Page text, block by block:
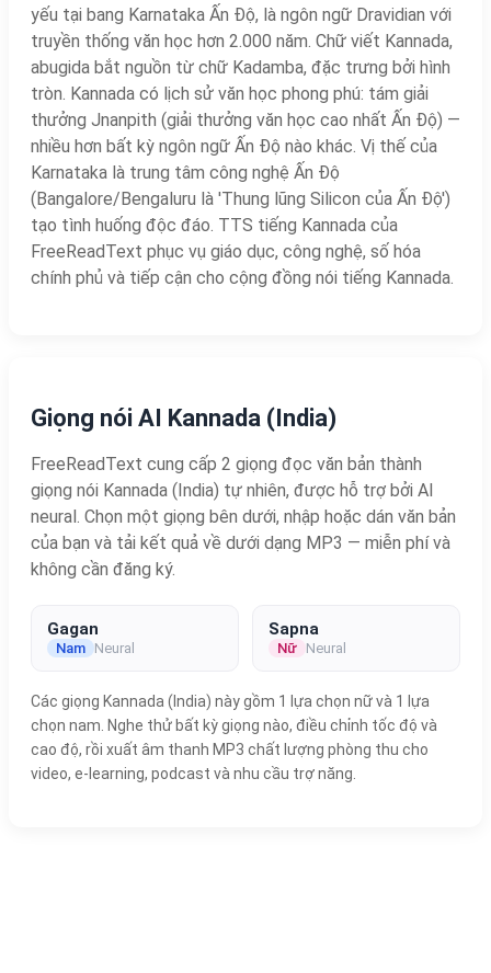
yếu tại bang Karnataka Ấn Độ, là ngôn ngữ Dravidian với
truyền thống văn học hơn 2.000 năm. Chữ viết Kannada,
abugida bắt nguồn từ chữ Kadamba, đặc trưng bởi hình
tròn. Kannada có lịch sử văn học phong phú: tám giải
thưởng Jnanpith (giải thưởng văn học cao nhất Ấn Độ) —
nhiều hơn bất kỳ ngôn ngữ Ấn Độ nào khác. Vị thế của
Karnataka là trung tâm công nghệ Ấn Độ
(Bangalore/Bengaluru là 'Thung lũng Silicon của Ấn Độ')
tạo tình huống độc đáo. TTS tiếng Kannada của
FreeReadText phục vụ giáo dục, công nghệ, số hóa
chính phủ và tiếp cận cho cộng đồng nói tiếng Kannada.
Giọng nói AI Kannada (India)
FreeReadText cung cấp 2 giọng đọc văn bản thành
giọng nói Kannada (India) tự nhiên, được hỗ trợ bởi AI
neural. Chọn một giọng bên dưới, nhập hoặc dán văn bản
của bạn và tải kết quả về dưới dạng MP3 — miễn phí và
không cần đăng ký.
Gagan
Nam Neural
Sapna
Nữ Neural
Các giọng Kannada (India) này gồm 1 lựa chọn nữ và 1 lựa
chọn nam. Nghe thử bất kỳ giọng nào, điều chỉnh tốc độ và
cao độ, rồi xuất âm thanh MP3 chất lượng phòng thu cho
video, e-learning, podcast và nhu cầu trợ năng.